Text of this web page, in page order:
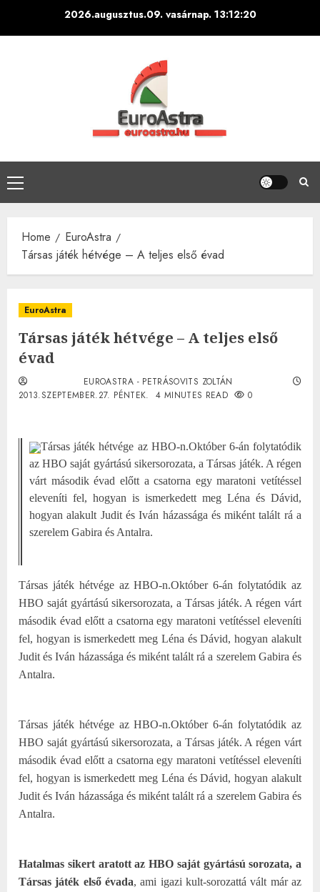
2026.augusztus.09. vasárnap.13:12:21
Primary
Menu
Home
EuroAstra
Társas játék hétvége – A teljes első évad
EuroAstra
Társas játék hétvége – A teljes első
évad
EUROASTRA - PETRÁSOVITS ZOLTÁN
2013.SZEPTEMBER.27. PÉNTEK.
4 MINUTES READ 0
Társas játék hétvége az HBO-n.Október 6-án folytatódik
az HBO saját gyártású sikersorozata, a Társas játék. A régen
várt második évad előtt a csatorna egy maratoni vetítéssel
eleveníti fel, hogyan is ismerkedett meg Léna és Dávid,
hogyan alakult Judit és Iván házassága és miként talált rá a
szerelem Gabira és Antalra.
Társas játék hétvége az HBO-n.Október 6-án folytatódik az
HBO saját gyártású sikersorozata, a Társas játék. A régen várt
második évad előtt a csatorna egy maratoni vetítéssel eleveníti
fel, hogyan is ismerkedett meg Léna és Dávid, hogyan alakult
Judit és Iván házassága és miként talált rá a szerelem Gabira és
Antalra.
Társas játék hétvége az HBO-n.Október 6-án folytatódik az
HBO saját gyártású sikersorozata, a Társas játék. A régen várt
második évad előtt a csatorna egy maratoni vetítéssel eleveníti
fel, hogyan is ismerkedett meg Léna és Dávid, hogyan alakult
Judit és Iván házassága és miként talált rá a szerelem Gabira és
Antalra.
Hatalmas sikert aratott az HBO saját gyártású sorozata, a
Társas játék első évada, ami igazi kult-sorozattá vált már az